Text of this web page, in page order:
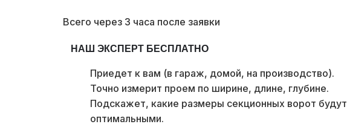
Всего через 3 часа после заявки
НАШ ЭКСПЕРТ БЕСПЛАТНО
Приедет к вам (в гараж, домой, на производство).
Точно измерит проем по ширине, длине, глубине.
Подскажет, какие размеры секционных ворот будут
оптимальными.